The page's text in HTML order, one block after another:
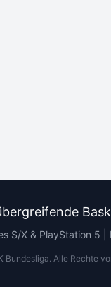
S/X & PlayStation 5 |
Bundesliga. Alle Rechte